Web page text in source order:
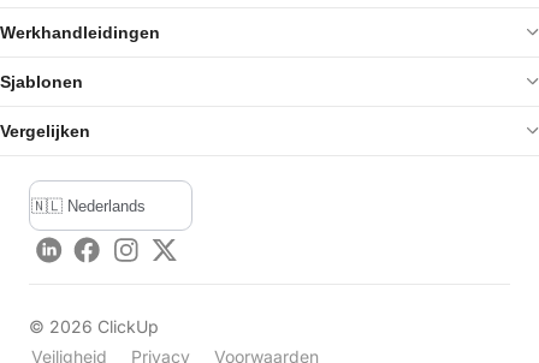
Werkhandleidingen
Sjablonen
Vergelijken
LinkedInFacebook
Instagram
Twitter
© 2026 ClickUp
Veiligheid
Privacy Voorwaarden